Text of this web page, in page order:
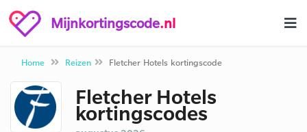
Mijnkortingscode.nl
Home Reizen Fletcher Hotels kortingscode
Fletcher Hotels
kortingscodes